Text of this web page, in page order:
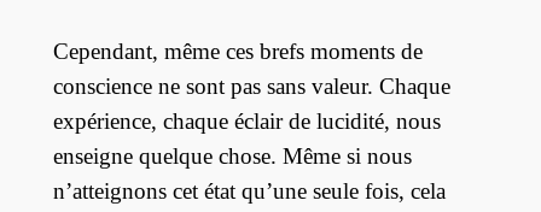
Cependant, même ces brefs moments de
conscience ne sont pas sans valeur. Chaque
expérience, chaque éclair de lucidité, nous
enseigne quelque chose. Même si nous
n’atteignons cet état qu’une seule fois, cela